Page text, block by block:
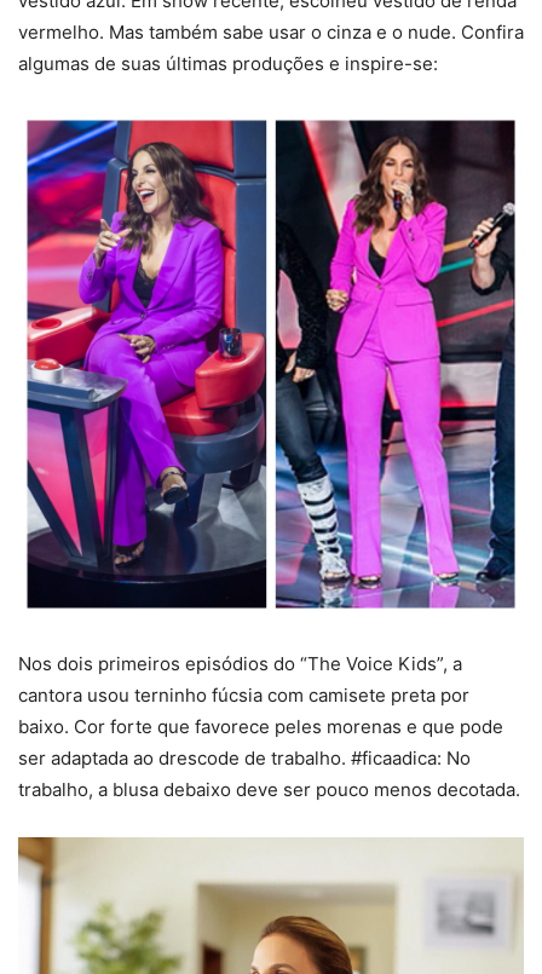
vermelho. Mas também sabe usar o cinza e o nude. Confira
algumas de suas últimas produções e inspire-se:
Nos dois primeiros episódios do “The Voice Kids”, a
cantora usou terninho fúcsia com camisete preta por
baixo. Cor forte que favorece peles morenas e que pode
ser adaptada ao drescode de trabalho. #ficaadica: No
trabalho, a blusa debaixo deve ser pouco menos decotada.